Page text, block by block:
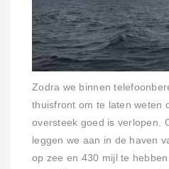
Zodra we binnen
thuisfront om te laten weten
oversteek goed is verlopen.
leggen we aan in de haven
op zee en 430 mijl te